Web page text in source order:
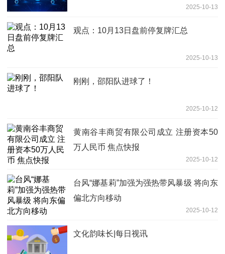
2025-10-13
观点：10月13日盘前停复牌汇总
2025-10-13
刚刚，邵阳队进球了！
2025-10-12
黄南谷丰商贸有限公司成立 注册资本50
万人民币 焦点快报
2025-10-12
台风“娜基莉”加强为强热带风暴级 将向东
偏北方向移动
2025-10-12
文化韵味长|每日视讯